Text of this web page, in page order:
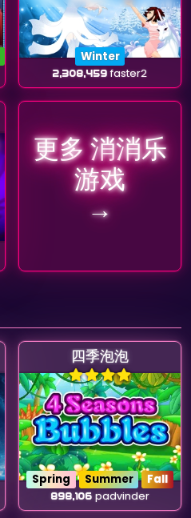
Winter
2,308,459faster2
更多 消消乐
游戏
→
四季泡泡
Spring Summer Fall
898,106 padvinder